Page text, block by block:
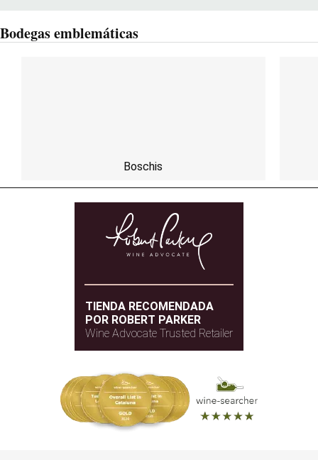
Bodegas emblemáticas
Boschis
TIENDA RECOMENDADA
POR ROBERT PARKER
Wine Advocate Trusted Retailer